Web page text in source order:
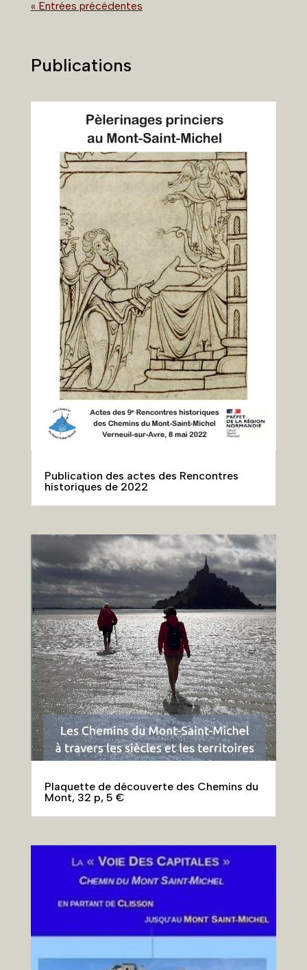
« Entrées précédentes
Publications
Publication des actes des Rencontres
historiques de 2022
Plaquette de découverte des Chemins du
Mont, 32 p, 5 €